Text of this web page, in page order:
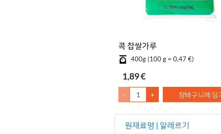
콕 찹쌀가루
400g (100 g = 0,47 €)
1,89 €
- + 장바구니에 담
원재료명 | 알레르기